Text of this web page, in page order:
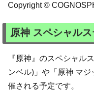
Copyright ©
原神 スペシャル
『原神』のスペシャル
ンベル)」や「原神 マ
催される予定です。